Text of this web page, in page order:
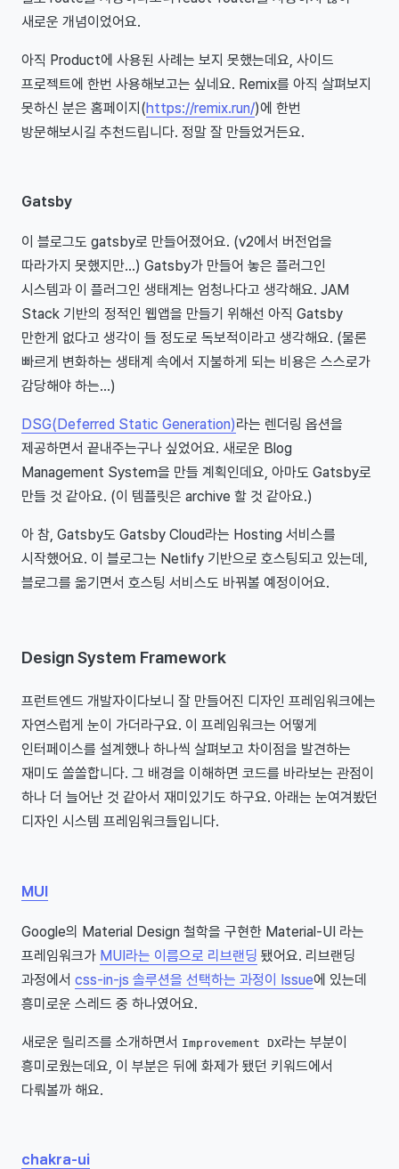
새로운 개념이었어요.
아직 Product에 사용된 사례는 보지 못했는데요, 사이드
프로젝트에 한번 사용해보고는 싶네요. Remix를 아직 살펴보지
못하신 분은 홈페이지(https://remix.run/)에 한번
방문해보시길 추천드립니다. 정말 잘 만들었거든요.
Gatsby
이 블로그도 gatsby로 만들어졌어요. (v2에서 버전업을
따라가지 못했지만...) Gatsby가 만들어 놓은 플러그인
시스템과 이 플러그인 생태계는 엄청나다고 생각해요. JAM
Stack 기반의 정적인 웹앱을 만들기 위해선 아직 Gatsby
만한게 없다고 생각이 들 정도로 독보적이라고 생각해요. (물론
빠르게 변화하는 생태계 속에서 지불하게 되는 비용은 스스로가
감당해야 하는...)
DSG(Deferred Static Generation)라는 렌더링 옵션을
제공하면서 끝내주는구나 싶었어요. 새로운 Blog
Management System을 만들 계획인데요, 아마도 Gatsby로
만들 것 같아요. (이 템플릿은 archive 할 것 같아요.)
아 참, Gatsby도 Gatsby Cloud라는 Hosting 서비스를
시작했어요. 이 블로그는 Netlify 기반으로 호스팅되고 있는데,
블로그를 옮기면서 호스팅 서비스도 바꿔볼 예정이어요.
Design System Framework
프런트엔드 개발자이다보니 잘 만들어진 디자인 프레임워크에는
자연스럽게 눈이 가더라구요. 이 프레임워크는 어떻게
인터페이스를 설계했나 하나씩 살펴보고 차이점을 발견하는
재미도 쏠쏠합니다. 그 배경을 이해하면 코드를 바라보는 관점이
하나 더 늘어난 것 같아서 재미있기도 하구요. 아래는 눈여겨봤던
디자인 시스템 프레임워크들입니다.
MUI
Google의 Material Design 철학을 구현한 Material-UI 라는
프레임워크가 MUI라는 이름으로 리브랜딩 됐어요. 리브랜딩
과정에서 css-in-js 솔루션을 선택하는 과정이 Issue에 있는데
흥미로운 스레드 중 하나였어요.
새로운 릴리즈를 소개하면서 Improvement DX라는 부분이
흥미로웠는데요, 이 부분은 뒤에 화제가 됐던 키워드에서
다뤄볼까 해요.
chakra-ui